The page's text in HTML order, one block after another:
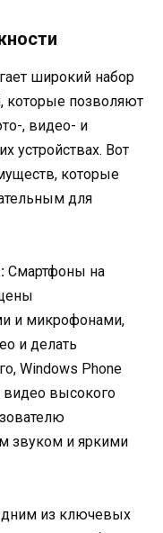
широкий набор
которые позволяют
, видео- и
устройствах. Вот
которые
для
Смартфоны на
и микрофонами,
и делать
Windows Phone
высокого
звуком и яркими
из ключевых